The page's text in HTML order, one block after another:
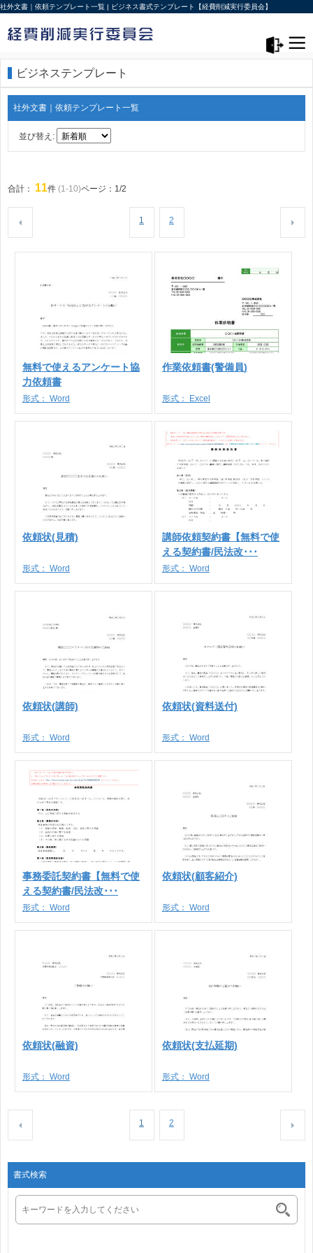
社外文書｜依頼テンプレート一覧 | ビジネス書式テンプレート【経費削減実行委員会】
ビジネステンプレート
社外文書｜依頼テンプレート一覧
並び替え:
合計： 11件 (1-10)ページ：1/2
1 2
無料で使えるアンケート協
力依頼書
形式： Word
作業依頼書(警備員)
形式： Excel
依頼状(見積)
形式： Word
講師依頼契約書【無料で使
える契約書/民法改･･･
形式： Word
依頼状(講師)
形式： Word
依頼状(資料送付)
形式： Word
事務委託契約書【無料で使
える契約書/民法改･･･
形式： Word
依頼状(顧客紹介)
形式： Word
依頼状(融資)
形式： Word
依頼状(支払延期)
形式： Word
1 2
書式検索